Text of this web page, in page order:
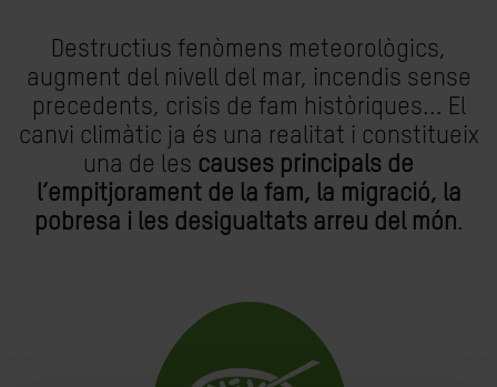
Destructius fenòmens meteorològics,
augment del nivell del mar, incendis sense
precedents, crisis de fam històriques... El
canvi climàtic ja és una realitat i constitueix
una de les causes principals de
l’empitjorament de la fam, la migració, la
pobresa i les desigualtats arreu del món.